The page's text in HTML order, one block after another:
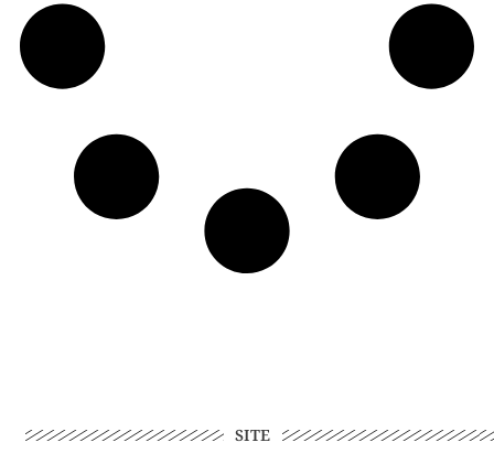
SITE